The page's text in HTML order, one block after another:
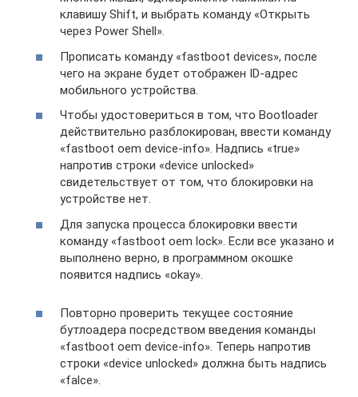
клавишу Shift, и выбрать команду «Открыть
через Power Shell».
Прописать команду «fastboot devices», после
чего на экране будет отображен ID-адрес
мобильного устройства.
Чтобы удостовериться в том, что Bootloader
действительно разблокирован, ввести команду
«fastboot oem device-info». Надпись «true»
напротив строки «device unlocked»
свидетельствует от том, что блокировки на
устройстве нет.
Для запуска процесса блокировки ввести
команду «fastboot oem lock». Если все указано и
выполнено верно, в программном окошке
появится надпись «okay».
Повторно проверить текущее состояние
бутлоадера посредством введения команды
«fastboot oem device-info». Теперь напротив
строки «device unlocked» должна быть надпись
«falce».